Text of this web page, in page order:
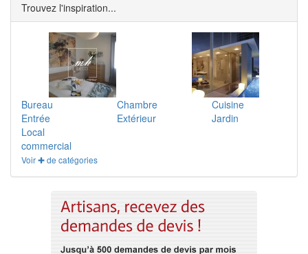
Trouvez l'inspiration...
Bureau Chambre
Cuisine
Entrée
Extérieur
Jardin
Local
commercial
Voir ✚ de catégories